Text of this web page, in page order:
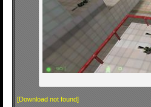
[Download not found]